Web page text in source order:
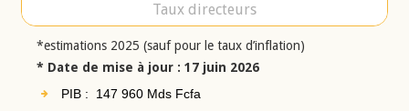
Taux directeurs
*estimations 2025 (sauf pour le taux d’inflation)
* Date de mise à jour : 17 juin 2026
PIB : 147 960 Mds Fcfa